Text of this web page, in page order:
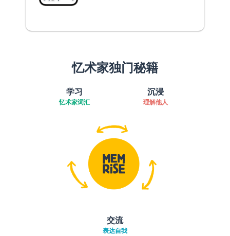
忆术家独门秘籍
学习
忆术家词汇
沉浸
理解他人
交流
表达自我